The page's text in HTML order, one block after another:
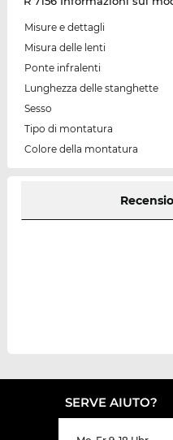
Misure e dettagli
Misura delle lenti
Ponte infralenti
Lunghezza delle stanghette
Sesso
Tipo di montatura
Colore della montatura
SERVE AIUTO?